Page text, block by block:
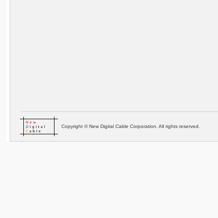
Copyright © New Digital Cable Corporation. All rights reserved.